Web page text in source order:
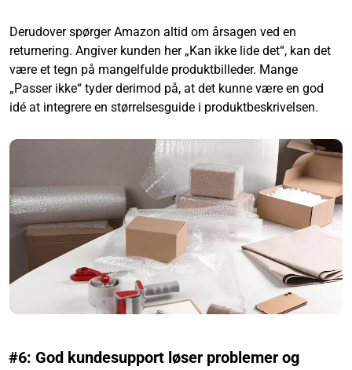
Derudover spørger Amazon altid om årsagen ved en
returnering. Angiver kunden her „Kan ikke lide det“, kan det
være et tegn på mangelfulde produktbilleder. Mange
„Passer ikke“ tyder derimod på, at det kunne være en god
idé at integrere en størrelsesguide i produktbeskrivelsen.
#6: God kundesupport løser problemer og